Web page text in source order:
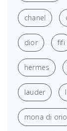
chanel
dior fifi
hermes
lauder
mona di orio